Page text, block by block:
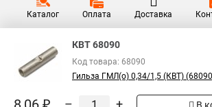
Каталог Оплата Доставка
КВТ 68090
Код товара: 68090
Гильза ГМЛ(о) 0,34/1,5 (КВТ)
– +